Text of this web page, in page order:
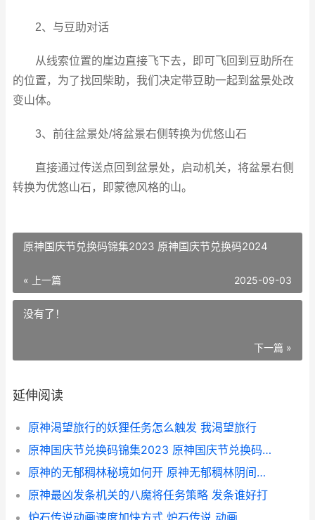
2、与豆助对话
从线索位置的崖边直接飞下去，即可飞回到豆助所在
的位置，为了找回柴助，我们决定带豆助一起到盆景处改
变山体。
3、前往盆景处/将盆景右侧转换为优悠山石
直接通过传送点回到盆景处，启动机关，将盆景右侧
转换为优悠山石，即蒙德风格的山。
原神国庆节兑换码锦集2023 原神国庆节兑换码2024
« 上一篇 2025-09-03
没有了！
下一篇 »
延伸阅读
原神渴望旅行的妖狸任务怎么触发 我渴望旅行
原神国庆节兑换码锦集2023 原神国庆节兑换码2024
原神的无郁稠林秘境如何开 原神无郁稠林阴间宝箱
原神最凶发条机关的八魔将任务策略 发条谁好打
炉石传说动画速度加快方式 炉石传说 动画